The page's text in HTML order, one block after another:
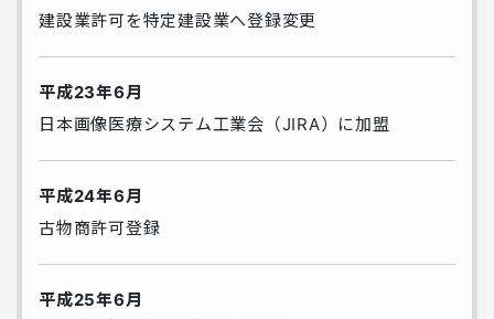
建設業許可を特定建設業へ登録変更
平成23年6月
日本画像医療システム工業会（JIRA）に加盟
平成24年6月
古物商許可登録
平成25年6月